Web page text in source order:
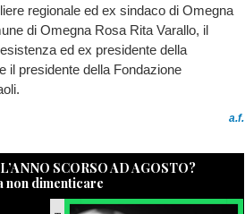
regionale ed ex sindaco di Omegna
di Omegna Rosa Rita Varallo, il
ed ex presidente della
il presidente della Fondazione
a.f.
SCORSO AD AGOSTO?
non dimenticare